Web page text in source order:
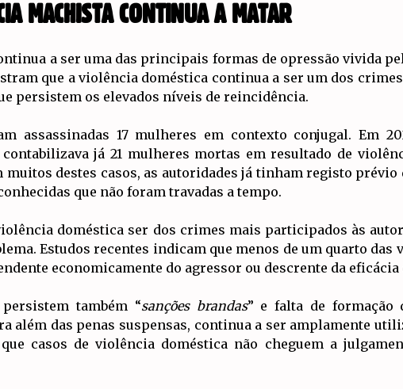
MACHISTA CONTINUA A MATAR
a ser uma das principais formas de opressão vivida
que a violência doméstica continua a ser um dos
persistem os elevados níveis de reincidência.
assassinadas 17 mulheres em contexto conjugal. Em
já 21 mulheres mortas em resultado de
muitos destes casos, as autoridades já tinham registo
que não foram travadas a tempo.
doméstica ser dos crimes mais participados às
Estudos recentes indicam que menos de um quarto
economicamente do agressor ou descrente da
também “sanções brandas” e falta de formação
além das penas suspensas, continua a ser amplamente
casos de violência doméstica não cheguem a